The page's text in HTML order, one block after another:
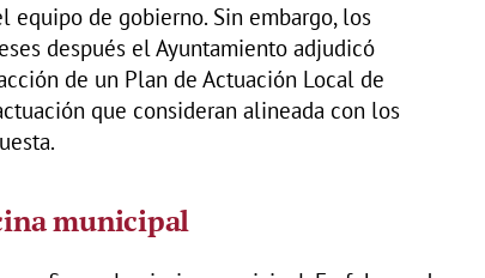
equipo de gobierno. Sin embargo, los
después el Ayuntamiento adjudicó
de un Plan de Actuación Local de
que consideran alineada con los
municipal